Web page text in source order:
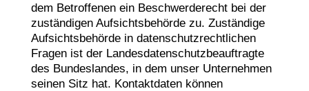
dem Betroffenen ein Beschwerderecht bei der
zuständigen Aufsichtsbehörde zu. Zuständige
Aufsichtsbehörde in datenschutzrechtlichen
Fragen ist der Landesdatenschutzbeauftragte
des Bundeslandes, in dem unser Unternehmen
seinen Sitz hat. Kontaktdaten können